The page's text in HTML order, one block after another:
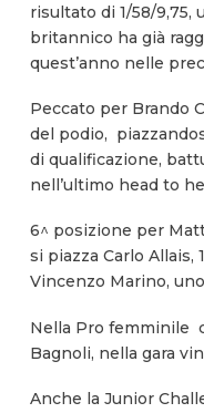
risultato di 1/58/
britannico ha già
quest’anno nelle
Peccato per Brando
del podio,
di qualificazione,
nell’ultimo head to
6^ posizione per
si piazza Carlo
Vincenzo Marino,
Nella Pro femminile
Bagnoli, nella gara
Anche la Junior